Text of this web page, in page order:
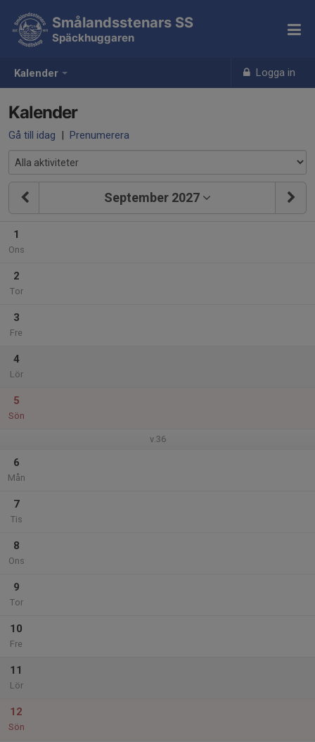
Kalender Logga in
Smålandsstenars SS
Späckhuggaren
Kalender
Gå till idag | Prenumerera
September 2027
1
Ons
2
Tor
3
Fre
4
Lör
5
Sön
v.36
6
Mån
7
Tis
8
Ons
9
Tor
10
Fre
11
Lör
12
Sön